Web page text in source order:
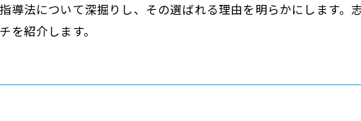
導法について深掘りし、その選ばれる理由を明らかにします。
を紹介します。